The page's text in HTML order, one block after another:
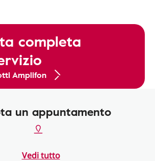
completa
Amplifon
un appuntamento
Vedi tutto